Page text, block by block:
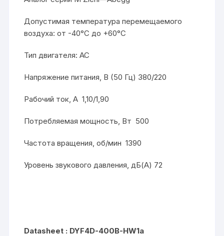
Допустимая температура перемещаемого
воздуха: от -40°C до +60°C
Тип двигателя: AC
Напряжение питания, В (50 Гц) 380/220
Рабочий ток, А 1,10/1,90
Потребляемая мощность, Вт 500
Частота вращения, об/мин 1390
Уровень звукового давления, дБ(А) 72
Datasheet : DYF4D-400B-HW1a